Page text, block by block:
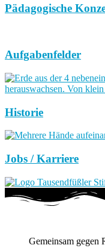
Pädagogische
Aufgabenfelder
Historie
Jobs / Karriere
Gemeinsam gegen